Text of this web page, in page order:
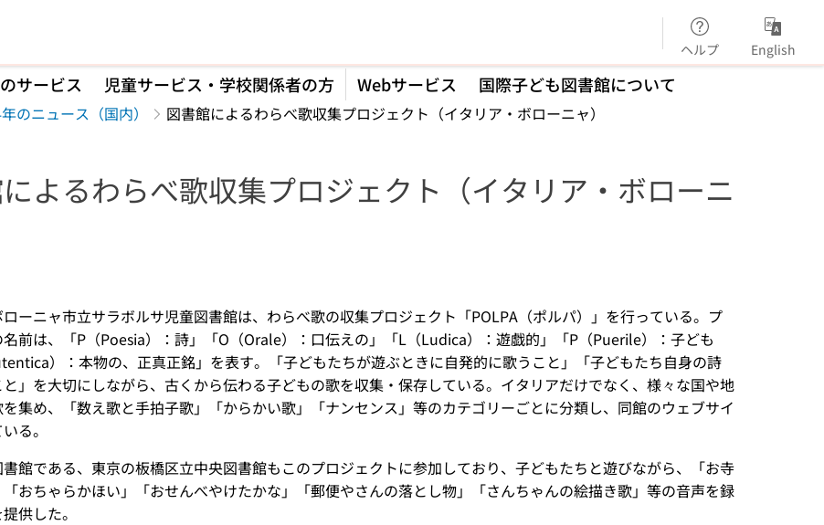
ヘルプ English
サービス 児童サービス・学校関係者の方 Webサービス 国際子ども図書館について
のニュース（国内） 図書館によるわらべ歌収集プロジェクト（イタリア・ボローニャ）
よるわらべ歌収集プロジェクト（イタリア・ボローニ
ーニャ市立サラボルサ児童図書館は、わらべ歌の収集プロジェクト「POLPA（ポルパ）」を行っている。プ
名前は、「P（Poesia）：詩」「O（Orale）：口伝えの」「L（Ludica）：遊戯的」「P（Puerile）：子ども
）：本物の、正真正銘」を表す。「子どもたちが遊ぶときに自発的に歌うこと」「子どもたち自身の詩
」を大切にしながら、古くから伝わる子どもの歌を収集・保存している。イタリアだけでなく、様々な国や地
集め、「数え歌と手拍子歌」「からかい歌」「ナンセンス」等のカテゴリーごとに分類し、同館のウェブサイ
る。
館である、東京の板橋区立中央図書館もこのプロジェクトに参加しており、子どもたちと遊びながら、「お寺
おちゃらかほい」「おせんべやけたかな」「郵便やさんの落とし物」「さんちゃんの絵描き歌」等の音声を録
供した。